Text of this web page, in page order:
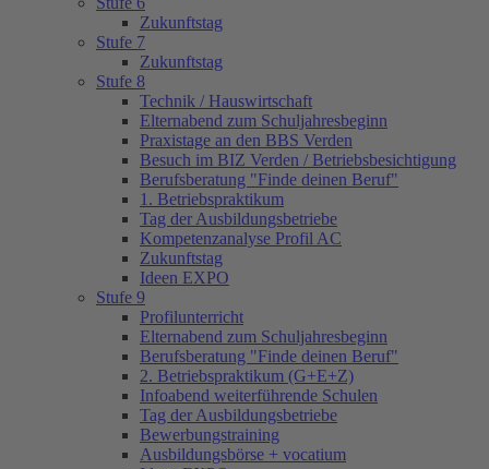
Zukunftstag
Stufe 7
Zukunftstag
Stufe 8
Technik / Hauswirtschaft
Elternabend zum Schuljahresbeginn
Praxistage an den BBS Verden
Besuch im BIZ Verden / Betriebsbesichtigung
Berufsberatung "Finde deinen Beruf"
1. Betriebspraktikum
Tag der Ausbildungsbetriebe
Kompetenzanalyse Profil AC
Zukunftstag
Ideen EXPO
Stufe 9
Profilunterricht
Elternabend zum Schuljahresbeginn
Berufsberatung "Finde deinen Beruf"
2. Betriebspraktikum (G+E+Z)
Infoabend weiterführende Schulen
Tag der Ausbildungsbetriebe
Bewerbungstraining
Ausbildungsbörse + vocatium